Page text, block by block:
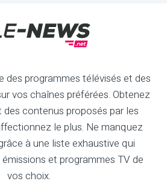
des programmes télévisés et des
vos chaînes préférées. Obtenez
contenus proposés par les
le plus. Ne manquez
à une liste exhaustive qui
et programmes TV de
vos choix.